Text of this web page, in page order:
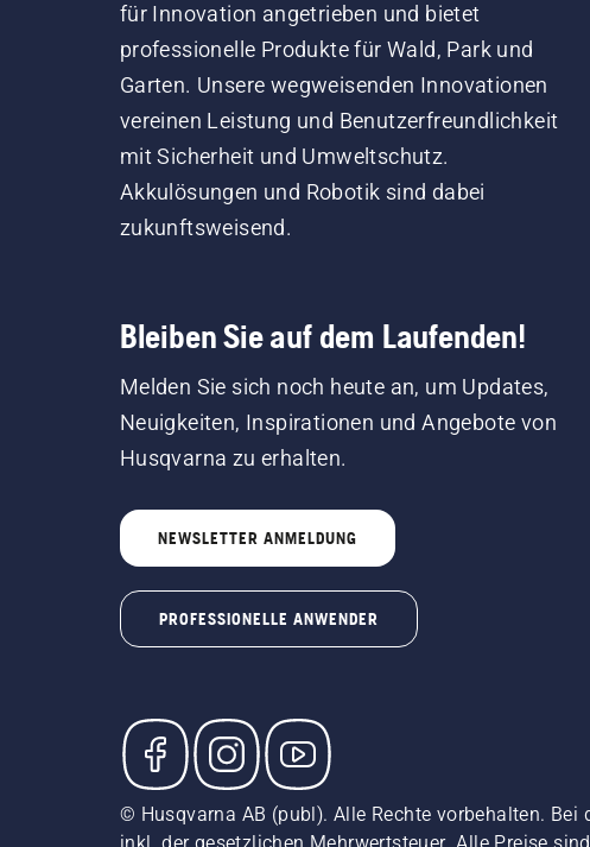
für Innovation angetrieben und bietet
professionelle Produkte für Wald, Park und
Garten. Unsere wegweisenden Innovationen
vereinen Leistung und Benutzerfreundlichkeit
mit Sicherheit und Umweltschutz.
Akkulösungen und Robotik sind dabei
zukunftsweisend.
Bleiben Sie auf dem Laufenden!
Melden Sie sich noch heute an, um Updates,
Neuigkeiten, Inspirationen und Angebote von
Husqvarna zu erhalten.
NEWSLETTER ANMELDUNG
PROFESSIONELLE ANWENDER
© Husqvarna AB (publ). Alle Rechte vorbehalten.